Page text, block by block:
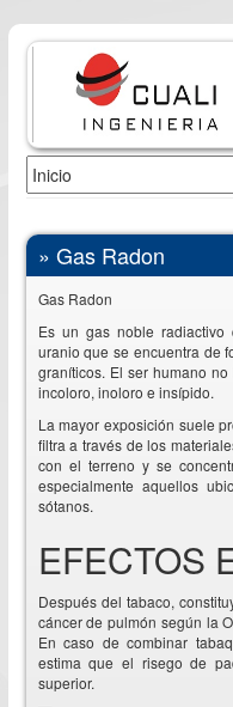
» Gas Radon
Gas Radon
Es un gas noble
uranio que se encuentra de
graníticos. El ser humano
incoloro, inoloro e insípido.
La mayor exposición suele
filtra a través de los
con el terreno y se
especialmente aquellos
sótanos.
EFECTOS
Después del tabaco,
cáncer de pulmón según la
En caso de combinar
estima que el risego de
superior.